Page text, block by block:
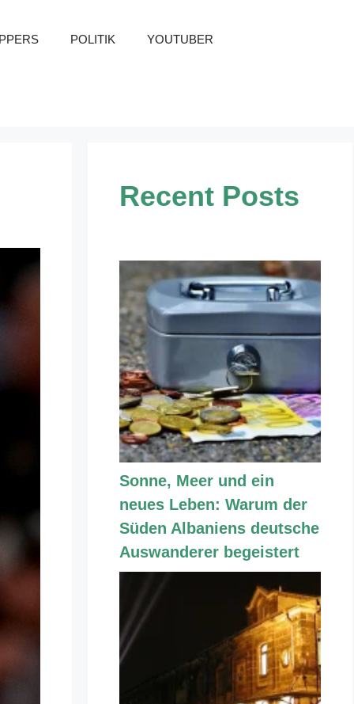
POLITIK YOUTUBER
Recent Posts
Sonne, Meer und ein
neues Leben: Warum der
Süden Albaniens deutsche
Auswanderer begeistert